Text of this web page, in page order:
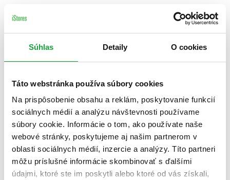
Súhlas Detaily O cookies
Táto webstránka používa súbory cookies
Na prispôsobenie obsahu a reklám, poskytovanie funkcií
sociálnych médií a analýzu návštevnosti používame
súbory cookie. Informácie o tom, ako používate naše
webové stránky, poskytujeme aj našim partnerom v
oblasti sociálnych médií, inzercie a analýzy. Títo partneri
môžu príslušné informácie skombinovať s ďalšími
údajmi, ktoré ste im poskytli alebo ktoré od vás získali,